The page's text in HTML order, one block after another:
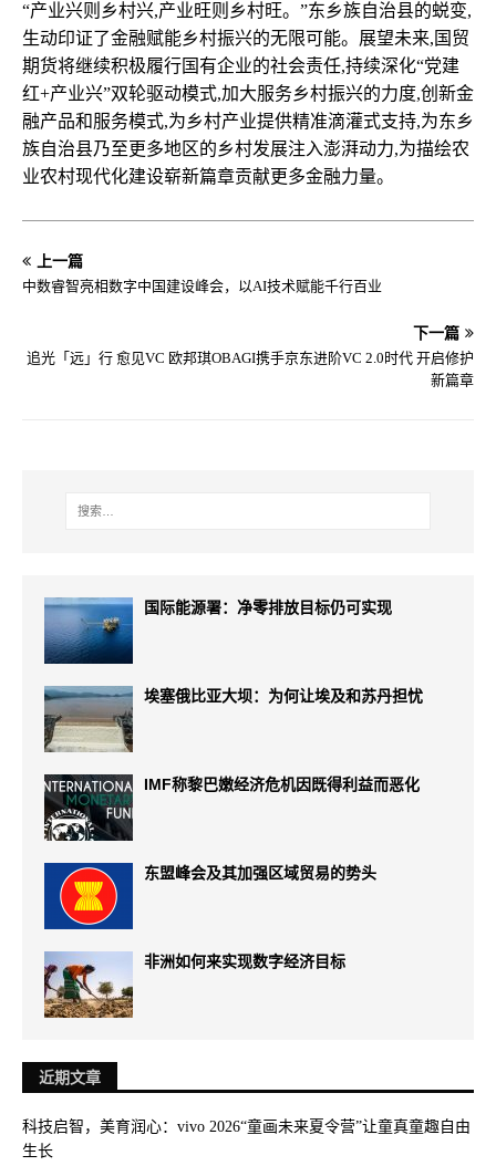
“产业兴则乡村兴,产业旺则乡村旺。”东乡族自治县的蜕变,
生动印证了金融赋能乡村振兴的无限可能。展望未来,国贸
期货将继续积极履行国有企业的社会责任,持续深化“党建
红+产业兴”双轮驱动模式,加大服务乡村振兴的力度,创新金
融产品和服务模式,为乡村产业提供精准滴灌式支持,为东乡
族自治县乃至更多地区的乡村发展注入澎湃动力,为描绘农
业农村现代化建设崭新篇章贡献更多金融力量。
上一篇
中数睿智亮相数字中国建设峰会，以AI技术赋能千行百业
下一篇
追光「远」行 愈见VC 欧邦琪OBAGI携手京东进阶VC 2.0时代 开启修护
新篇章
国际能源署：净零排放目标仍可实现
埃塞俄比亚大坝：为何让埃及和苏丹担忧
IMF称黎巴嫩经济危机因既得利益而恶化
东盟峰会及其加强区域贸易的势头
非洲如何来实现数字经济目标
近期文章
科技启智，美育润心：vivo 2026“童画未来夏令营”让童真童趣自由
生长